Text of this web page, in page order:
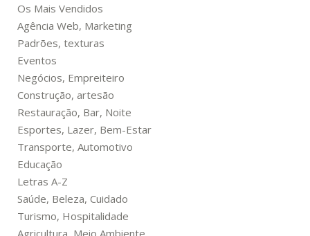
Os Mais Vendidos
Agência Web, Marketing
Padrões, texturas
Eventos
Negócios, Empreiteiro
Construção, artesão
Restauração, Bar, Noite
Esportes, Lazer, Bem-Estar
Transporte, Automotivo
Educação
Letras A-Z
Saúde, Beleza, Cuidado
Turismo, Hospitalidade
Agricultura, Meio Ambiente